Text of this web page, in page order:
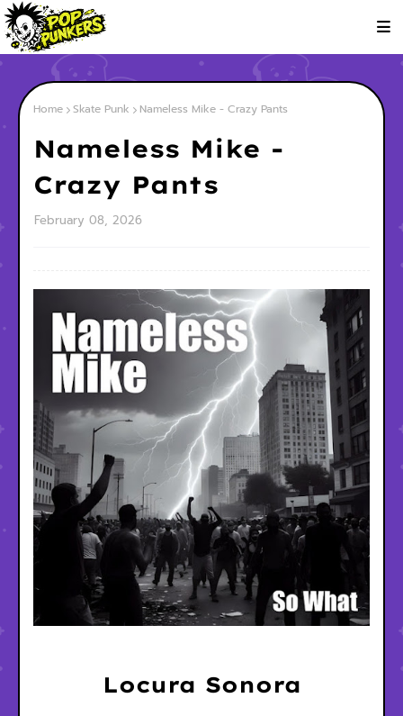
Home Skate Punk Nameless Mike - Crazy Pants
Nameless Mike -
Crazy Pants
February 08, 2026
Locura Sonora